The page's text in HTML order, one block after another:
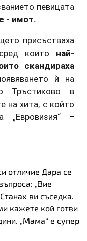
певицата
- имот.
присъстваха
които най-
скандираха
ѝ на
Тръстиково в
на хита, с който
„Евровизия“ –
отличие Дара се
: „Вие
„Станах ви съседка.
кажете кой готви
„Мама“ е супер